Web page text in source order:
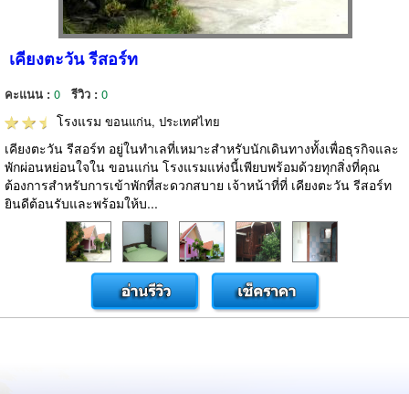
เคียงตะวัน รีสอร์ท
คะแนน : 0 รีวิว : 0
โรงแรม ขอนแก่น, ประเทศไทย
เคียงตะวัน รีสอร์ท อยู่ในทำเลที่เหมาะสำหรับนักเดินทางทั้งเพื่อธุรกิจและ
พักผ่อนหย่อนใจใน ขอนแก่น โรงแรมแห่งนี้เพียบพร้อมด้วยทุกสิ่งที่คุณ
ต้องการสำหรับการเข้าพักที่สะดวกสบาย เจ้าหน้าที่ที่ เคียงตะวัน รีสอร์ท
ยินดีต้อนรับและพร้อมให้บ...